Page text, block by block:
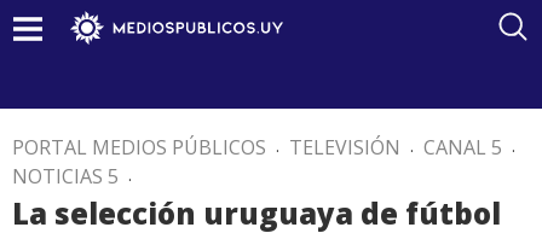
PORTAL MEDIOS PÚBLICOS . TELEVISIÓN . CANAL 5 .
NOTICIAS 5 .
La selección uruguaya de fútbol